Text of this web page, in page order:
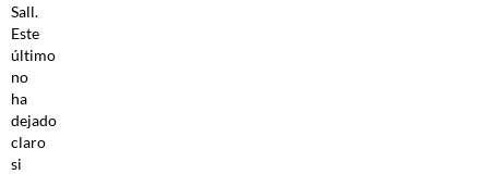
Sall.
Este
último
no
ha
dejado
claro
si